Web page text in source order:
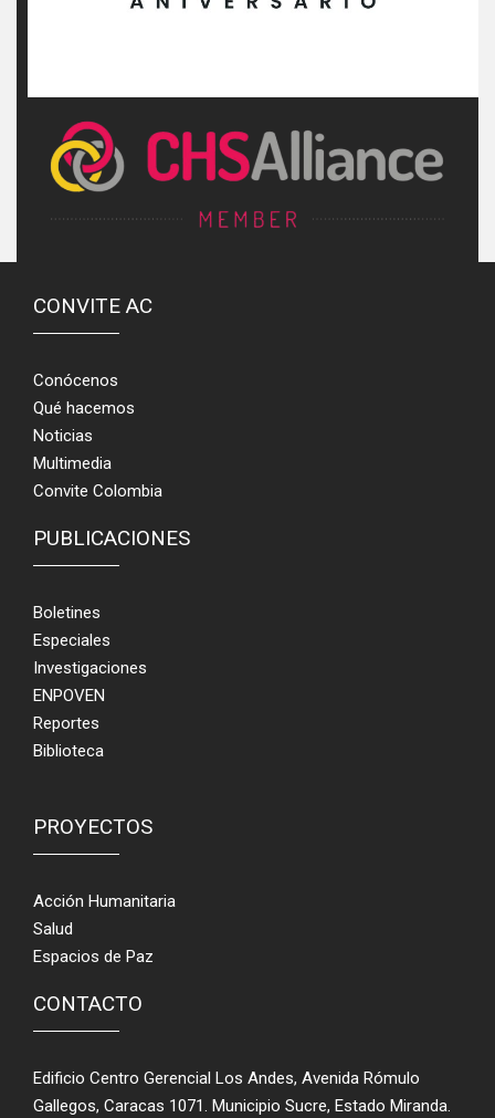
CONVITE AC
Conócenos
Qué hacemos
Noticias
Multimedia
Convite Colombia
PUBLICACIONES
Boletines
Especiales
Investigaciones
ENPOVEN
Reportes
Biblioteca
PROYECTOS
Acción Humanitaria
Salud
Espacios de Paz
CONTACTO
Edificio Centro Gerencial Los Andes, Avenida Rómulo
Gallegos, Caracas 1071. Municipio Sucre, Estado Miranda.